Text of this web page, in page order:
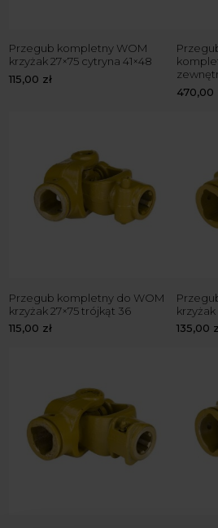
Przegub kompletny WOM
krzyżak 27×75 cytryna 41×48
115,00 zł
470,00
Przegub kompletny do WOM
krzyżak 27×75 trójkąt 36
115,00 zł
135,00